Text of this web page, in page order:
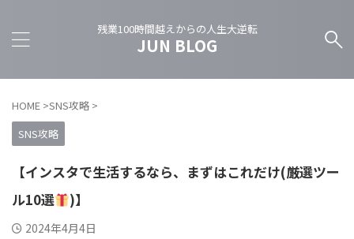
残業100時間越えからの人生大逆転
JUN BLOG
HOME >SNS攻略 >
SNS攻略
【インスタで生活するなら、まずはこれだけ(厳選ツー
ル10選
)】
2024年4月4日